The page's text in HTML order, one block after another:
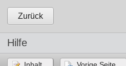
Zurück
Hilfe